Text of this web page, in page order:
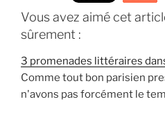
Vous avez aimé cet
sûrement :
3 promenades littéraires
Comme tout bon parisien
n'avons pas forcément le